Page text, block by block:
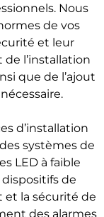
Nous
de vos
et leur
de l’installation
que de l’ajout
d’installation
systèmes de
LED à faible
de
la sécurité de
des alarmes